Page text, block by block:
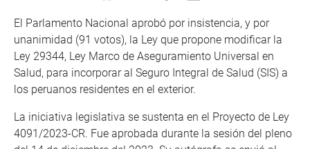
El Parlamento Nacional aprobó por insistencia, y por
unanimidad (91 votos), la Ley que propone modificar la
Ley 29344, Ley Marco de Aseguramiento Universal en
Salud, para incorporar al Seguro Integral de Salud (SIS) a
los peruanos residentes en el exterior.
La iniciativa legislativa se sustenta en el Proyecto de Ley
4091/2023-CR. Fue aprobada durante la sesión del pleno